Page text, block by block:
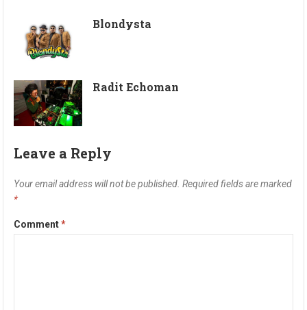
Blondysta
Radit Echoman
Leave a Reply
Your email address will not be published. Required fields are marked
*
Comment*